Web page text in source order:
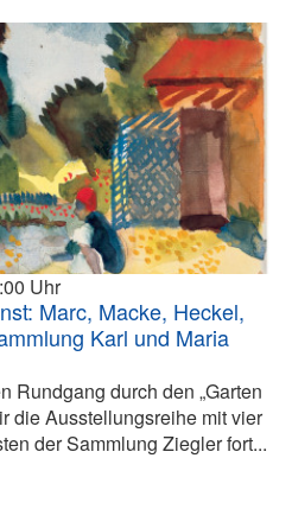
Marc, Macke, Heckel,
Karl und Maria
Rundgang durch den „Garten
die Ausstellungsreihe mit vier
der Sammlung Ziegler fort...